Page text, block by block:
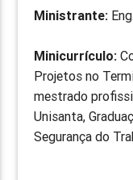
Ministrante:
Minicurrículo:
Projetos no
mestrado
Unisanta,
Segurança do